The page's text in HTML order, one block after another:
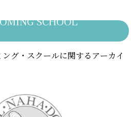
SCHOOL
グ・スクールに関するアーカイ